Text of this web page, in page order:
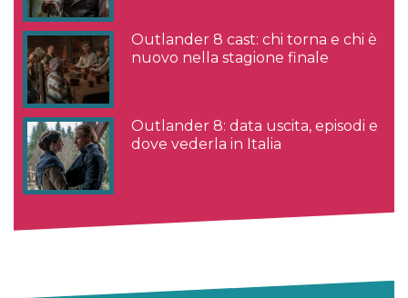
Outlander 8 cast: chi torna e chi è
nuovo nella stagione finale
Outlander 8: data uscita, episodi e
dove vederla in Italia